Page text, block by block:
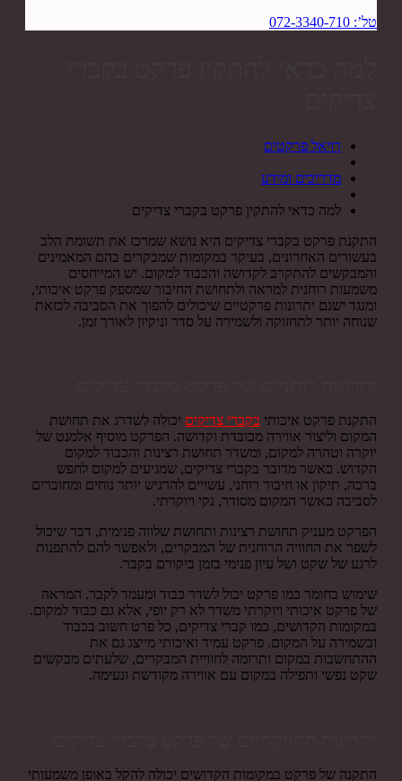
טל’: 072-3340-710
רויאל פרקטים
מדריכים ומידע
למה כדאי להתקין פרקט בקברי צדיקים
התקנת פרקט בקברי צדיקים היא נושא שמרכז את תשומת הלב
בעשורים האחרונים, בעיקר במקומות שמבקרים בהם המאמינים
והמבקשים להתקרב לקדושה והכבוד למקום. יש המייחסים
משמעות רוחנית למראה ולתחושת החיבור שמספק פרקט איכותי,
ומנגד ישנם יתרונות פרקטיים שיכולים להפוך את הסביבה לכזאת
שנוחה יותר לתחזוקה ולשמירה על סדר וניקיון לאורך זמן.
התקנת פרקט איכותי בקברי צדיקים יכולה לשדרג את תחושת
המקום וליצור אווירה מכובדת וקדושה. הפרקט מוסיף אלמנט של
יוקרה וטהרה למקום, ומשדר תחושת רצינות והכבוד למקום
הקדוש. כאשר מדובר בקברי צדיקים, שמגיעים למקום לחפש
ברכה, תיקון או חיבור רוחני, עשויים להרגיש יותר נוחים ומחוברים
לסביבה כאשר המקום מסודר, נקי ויוקרתי.
הפרקט מעניק תחושת רצינות ותחושת שלווה פנימית, דבר שיכול
לשפר את החוויה הרוחנית של המבקרים, ולאפשר להם להתפנות
לרגע של שקט ושל עיון פנימי בזמן ביקורם בקבר.
שימוש בחומר כמו פרקט יכול לשדר כבוד ומעמד לקבר. המראה
של פרקט איכותי ויוקרתי משדר לא רק יופי, אלא גם כבוד למקום.
במקומות הקדושים, כמו קברי צדיקים, כל פרט חשוב בכבוד
ובשמירה על המקום. פרקט עמיד ואיכותי מייצג גם את
ההתחשבות במקום ותרומה לחוויית המבקרים, שלעתים מבקשים
שקט נפשי ותפילה במקום עם אווירה מקודשת ונעימה.
התקנה של פרקט במקומות הקדושים יכולה להקל באופן משמעותי